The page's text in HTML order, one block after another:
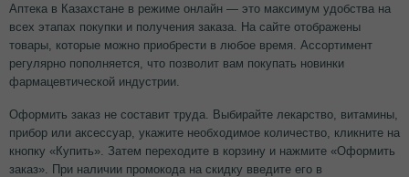
Аптека в Казахстане в режиме онлайн — это максимум удобства на
всех этапах покупки и получения заказа. На сайте отображены
товары, которые можно приобрести в любое время. Ассортимент
регулярно пополняется, что позволит вам покупать новинки
фармацевтической индустрии.
Оформить заказ не составит труда. Выбирайте лекарство, витамины,
прибор или аксессуар, укажите необходимое количество, кликните на
кнопку «Купить». Затем переходите в корзину и нажмите «Оформить
заказ». При наличии промокода на скидку введите его в